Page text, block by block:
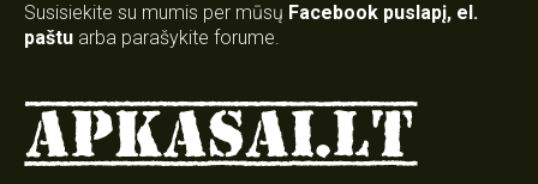
Susisiekite su mumis per mūsų Facebook puslapį, el.
paštu arba parašykite forume.